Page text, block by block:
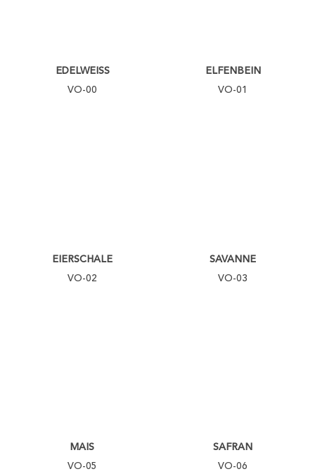
EDELWEISS
VO-00
ELFENBEIN
VO-01
EIERSCHALE
VO-02
SAVANNE
VO-03
MAIS
VO-05
SAFRAN
VO-06